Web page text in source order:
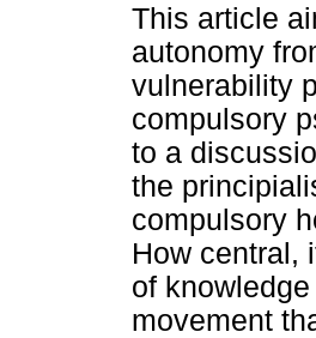
This article
autonomy
vulnerability
compulsory
to a
the
compulsory
How central,
of
movement